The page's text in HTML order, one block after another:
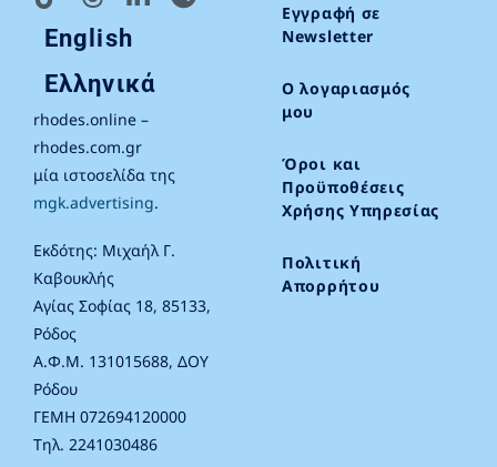
English
Ελληνικά
rhodes.online –
rhodes.com.gr
μία ιστοσελίδα της
mgk.advertising.
Εκδότης: Μιχαήλ Γ.
Καβουκλής
Αγίας Σοφίας 18, 85133,
Ρόδος
Α.Φ.Μ. 131015688, ΔΟΥ
Ρόδου
ΓΕΜΗ 072694120000
Τηλ. 2241030486
Εγγραφή σε
Newsletter
Ο λογαριασμός
μου
Όροι και
Προϋποθέσεις
Χρήσης Υπηρεσίας
Πολιτική
Απορρήτου